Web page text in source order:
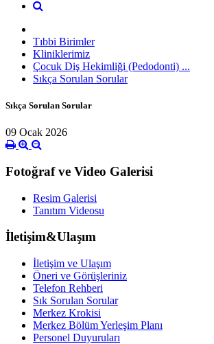
Tıbbi Birimler
Kliniklerimiz
Çocuk Diş Hekimliği (Pedodonti) ...
Sıkça Sorulan Sorular
Sıkça Sorulan Sorular
09 Ocak 2026
Fotoğraf ve Video Galerisi
Resim Galerisi
Tanıtım Videosu
İletişim&Ulaşım
İletişim ve Ulaşım
Öneri ve Görüşleriniz
Telefon Rehberi
Sık Sorulan Sorular
Merkez Krokisi
Merkez Bölüm Yerleşim Planı
Personel Duyuruları